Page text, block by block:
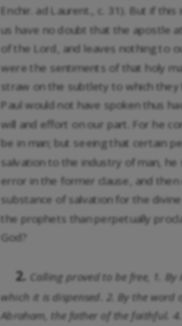
Enchir. ad Laurent., c. 31). But if
us have no doubt that the apostle
of the Lord, and leaves nothing to
were the sentiments of that holy
straw on the subtlety to which
Paul would not have spoken thus
will and effort on our part. For he
be in man; but seeing that certain
salvation to the industry of man, he
error in the former clause, and then
substance of salvation for the
the prophets than perpetually
God?
2. Calling proved to be free, 1.
which it is dispensed. 2. By the word
Abraham, the father of the faithful. 4.